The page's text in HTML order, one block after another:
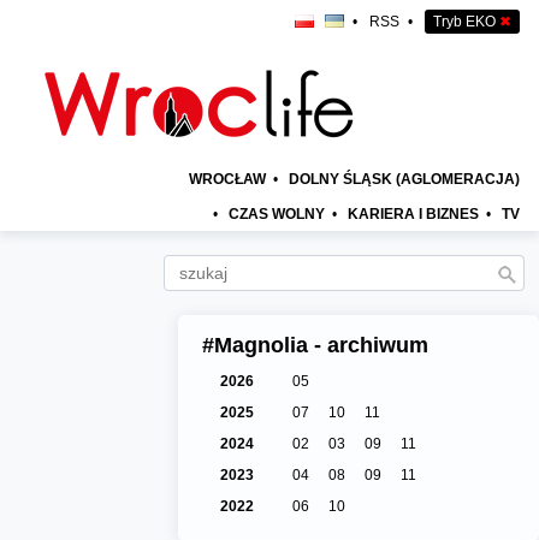
• RSS • Tryb EKO ✖
WROCŁAW • DOLNY ŚLĄSK (AGLOMERACJA)
• CZAS WOLNY • KARIERA I BIZNES • TV
#Magnolia - archiwum
2026
05
2025
07 10
11
2024
02 03 09
11
2023
04 08 09
11
2022
06 10